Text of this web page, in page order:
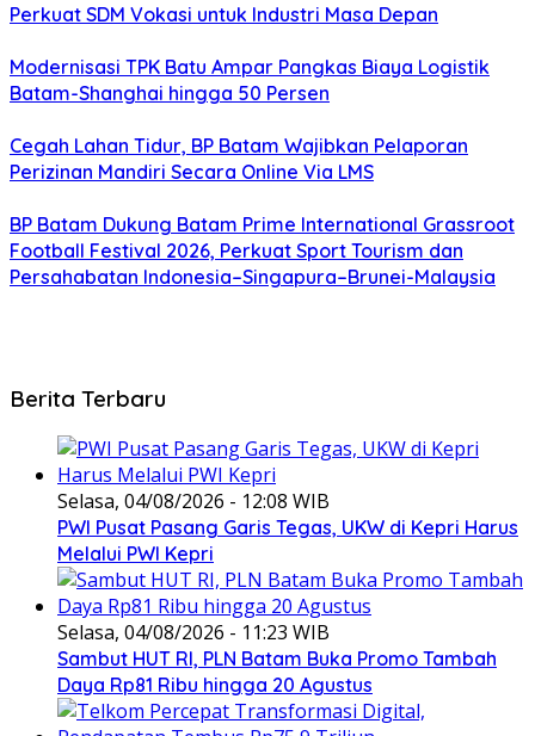
Perkuat SDM Vokasi untuk Industri Masa Depan
Modernisasi TPK Batu Ampar Pangkas Biaya Logistik
Batam-Shanghai hingga 50 Persen
Cegah Lahan Tidur, BP Batam Wajibkan Pelaporan
Perizinan Mandiri Secara Online Via LMS
BP Batam Dukung Batam Prime International Grassroot
Football Festival 2026, Perkuat Sport Tourism dan
Persahabatan Indonesia–Singapura–Brunei-Malaysia
Berita Terbaru
Selasa, 04/08/2026 - 12:08 WIB
PWI Pusat Pasang Garis Tegas, UKW di Kepri Harus
Melalui PWI Kepri
Selasa, 04/08/2026 - 11:23 WIB
Sambut HUT RI, PLN Batam Buka Promo Tambah
Daya Rp81 Ribu hingga 20 Agustus